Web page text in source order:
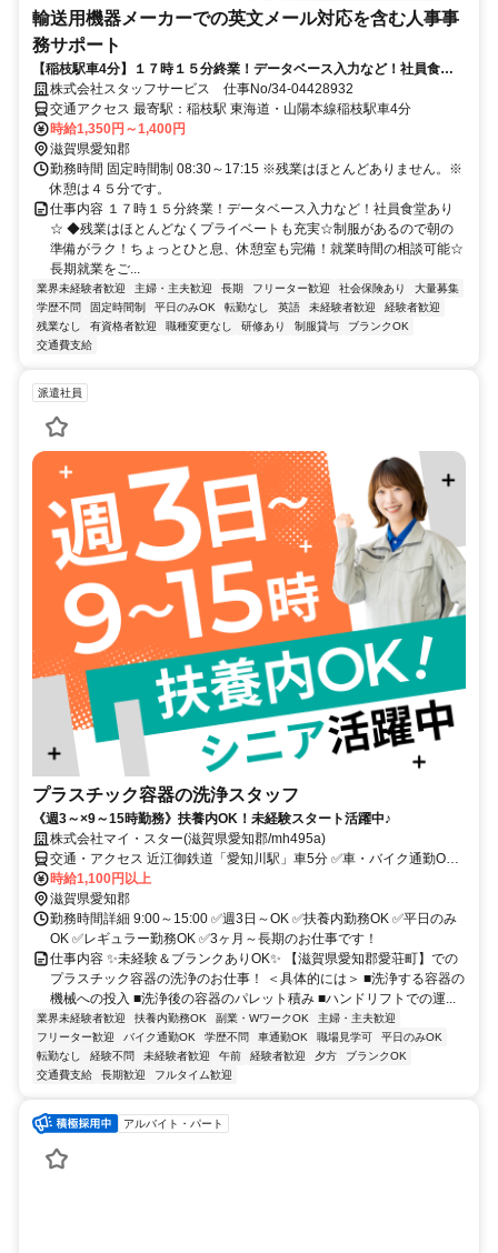
輸送用機器メーカーでの英文メール対応を含む人事事
務サポート
【稲枝駅車4分】１７時１５分終業！データベース入力など！社員食堂
あり☆
株式会社スタッフサービス 仕事No/34-04428932
交通アクセス 最寄駅：稲枝駅 東海道・山陽本線稲枝駅車4分
時給1,350円～1,400円
滋賀県愛知郡
勤務時間 固定時間制 08:30～17:15 ※残業はほとんどありません。※
休憩は４５分です。
仕事内容 １７時１５分終業！データベース入力など！社員食堂あり
☆ ◆残業はほとんどなくプライベートも充実☆制服があるので朝の
準備がラク！ちょっとひと息、休憩室も完備！就業時間の相談可能☆
長期就業をご...
業界未経験者歓迎 主婦・主夫歓迎 長期 フリーター歓迎 社会保険あり
大量募集
学歴不問
固定時間制 平日のみOK 転勤なし 英語 未経験者歓迎
経験者歓迎
残業なし
有資格者歓迎 職種変更なし 研修あり 制服貸与
ブランクOK
交通費支給
派遣社員
プラスチック容器の洗浄スタッフ
《週3～×9～15時勤務》扶養内OK！未経験スタート活躍中♪
株式会社マイ・スター(滋賀県愛知郡/mh495a)
交通・アクセス 近江御鉄道「愛知川駅」車5分 ✅車・バイク通勤OK
✅交通費規定支給
時給1,100円以上
滋賀県愛知郡
勤務時間詳細 9:00～15:00 ✅週3日～OK ✅扶養内勤務OK ✅平日のみ
OK ✅レギュラー勤務OK ✅3ヶ月～長期のお仕事です！
仕事内容 ✨未経験＆ブランクありOK✨ 【滋賀県愛知郡愛荘町】での
プラスチック容器の洗浄のお仕事！ ＜具体的には＞ ■洗浄する容器の
機械への投入 ■洗浄後の容器のパレット積み ■ハンドリフトでの運...
業界未経験者歓迎 扶養内勤務OK 副業・WワークOK
主婦・主夫歓迎
フリーター歓迎
バイク通勤OK 学歴不問 車通勤OK 職場見学可
平日のみOK
転勤なし
経験不問 未経験者歓迎 午前 経験者歓迎 夕方
ブランクOK
交通費支給
長期歓迎 フルタイム歓迎
アルバイト・パート